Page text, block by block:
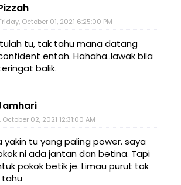
October 01, 2021 6:25:00 PM
tu, tak tahu mana datang
entah. Hahaha..lawak bila
balik.
02, 2021 12:31:00 AM
yakin tu yang paling power. saya
ni ada jantan dan betina. Tapi
pokok betik je. Limau purut tak
tahu